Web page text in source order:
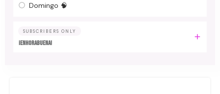
Domingo 🧠
SUBSCRIBERS ONLY
¡Enhorabuena!